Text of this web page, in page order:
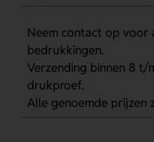
Neem contact op voor
bedrukkingen.
Verzending binnen 8 t/
drukproef.
Alle genoemde prijzen